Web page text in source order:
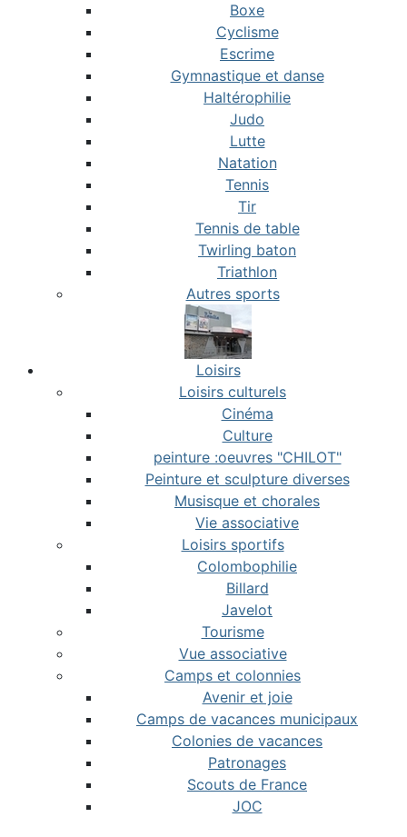
Boxe
Cyclisme
Escrime
Gymnastique et danse
Haltérophilie
Judo
Lutte
Natation
Tennis
Tir
Tennis de table
Twirling baton
Triathlon
Autres sports
Loisirs
Loisirs culturels
Cinéma
Culture
peinture :oeuvres "CHILOT"
Peinture et sculpture diverses
Musisque et chorales
Vie associative
Loisirs sportifs
Colombophilie
Billard
Javelot
Tourisme
Vue associative
Camps et colonnies
Avenir et joie
Camps de vacances municipaux
Colonies de vacances
Patronages
Scouts de France
JOC